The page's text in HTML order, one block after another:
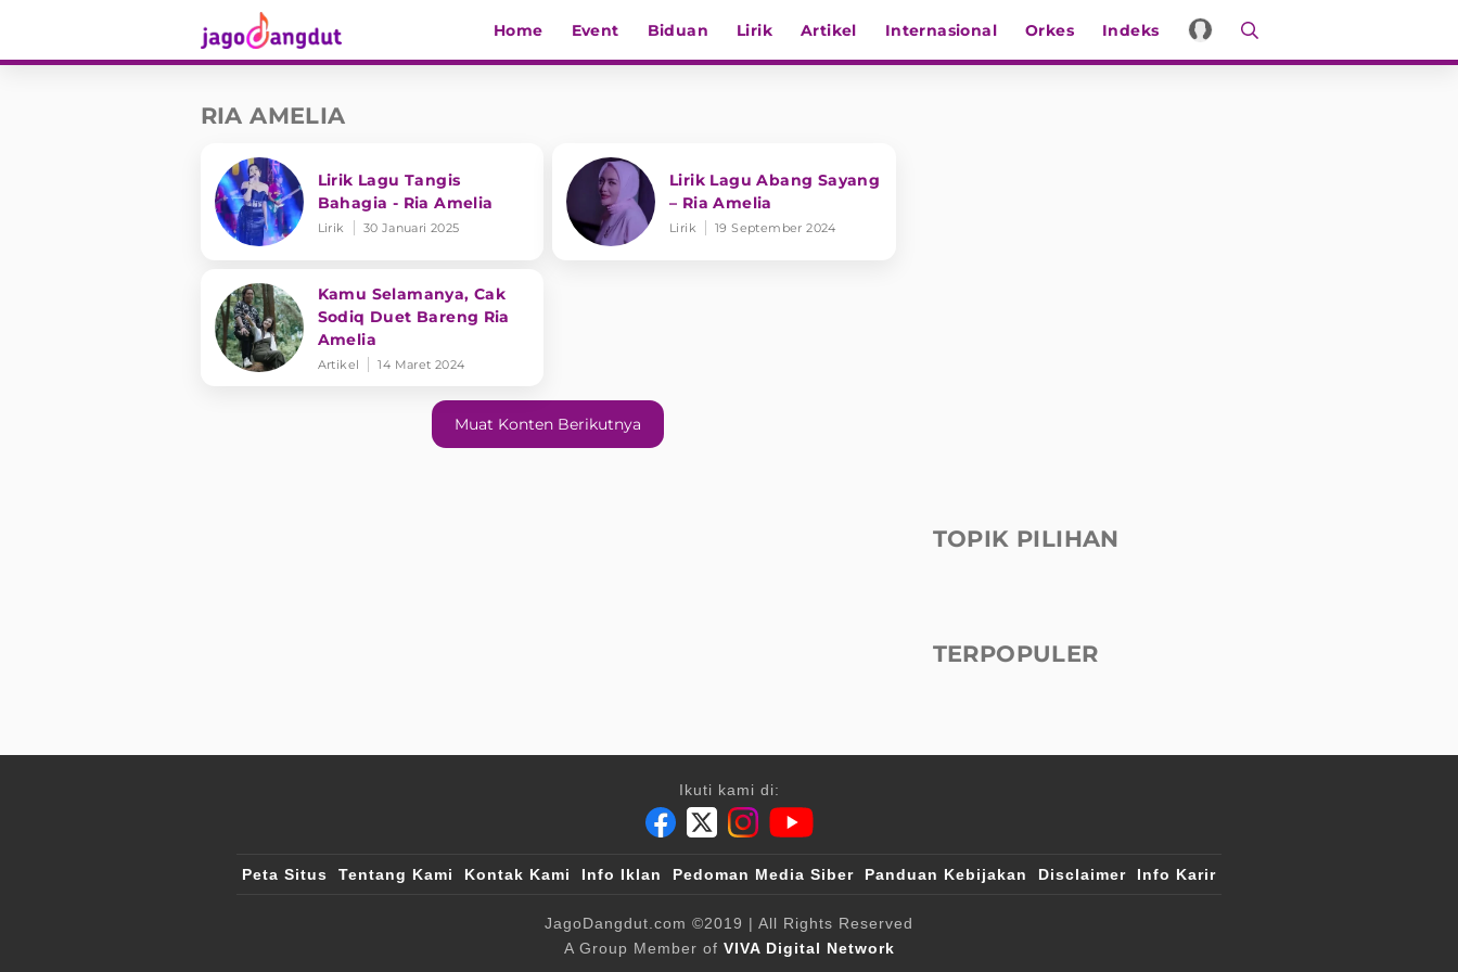
Home Event Biduan Lirik Artikel Internasional Orkes Indeks
RIA AMELIA
Lirik Lagu Tangis
Bahagia - Ria Amelia
Lirik 30 Januari 2025
Lirik Lagu Abang Sayang
– Ria Amelia
Lirik 19 September 2024
Kamu Selamanya, Cak
Sodiq Duet Bareng Ria
Amelia
Artikel 14 Maret 2024
Muat Konten Berikutnya
TOPIK PILIHAN
TERPOPULER
Ikuti kami di:
Peta Situs Tentang Kami Kontak Kami Info Iklan Pedoman Media Siber Panduan Kebijakan Disclaimer Info Karir
JagoDangdut.com ©2019 | All Rights Reserved
A Group Member of VIVA Digital Network